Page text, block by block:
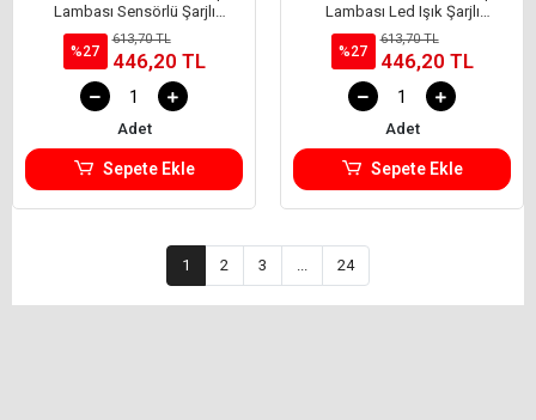
Lambası Sensörlü Şarjlı
Ayarlanabilir
%27
613,70 TL
446,20 TL
Adet
Sepete Ekle
Lambası Led Işık Şarjlı
Ayarlanabilir
%27
613,70 TL
446,20 TL
Adet
Sepete Ekle
1 2 3 ... 24